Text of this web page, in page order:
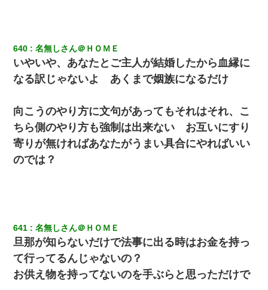
640 名無しさん＠ＨＯＭＥ
いやいや、あなたとご主人が結婚したから血縁に
なる訳じゃないよ あくまで姻族になるだけ
向こうのやり方に文句があってもそれはそれ、こ
ちら側のやり方も強制は出来ない お互いにすり
寄りが無ければあなたがうまい具合にやればいい
のでは？
641 名無しさん＠ＨＯＭＥ
旦那が知らないだけで法事に出る時はお金を持っ
て行ってるんじゃないの？
お供え物を持ってないのを手ぶらと思っただけで